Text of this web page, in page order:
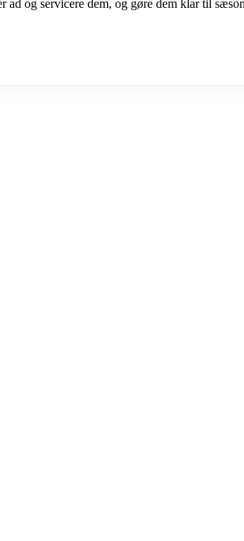
og servicere dem, og gøre dem klar til